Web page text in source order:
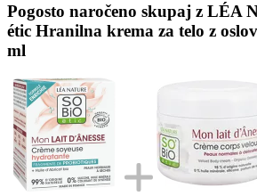
Pogosto naročeno skupaj z LÉA
étic Hranilna krema za telo z
ml